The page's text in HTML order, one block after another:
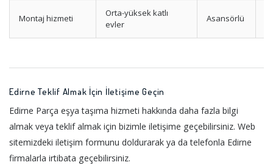
Montaj hizmeti
Orta-yüksek katlı
evler
Asansörlü
Edirne Teklif Almak İçin İletişime Geçin
Edirne Parça eşya taşıma hizmeti hakkında daha fazla bilgi
almak veya teklif almak için bizimle iletişime geçebilirsiniz. Web
sitemizdeki iletişim formunu doldurarak ya da telefonla Edirne
firmalarla irtibata geçebilirsiniz.